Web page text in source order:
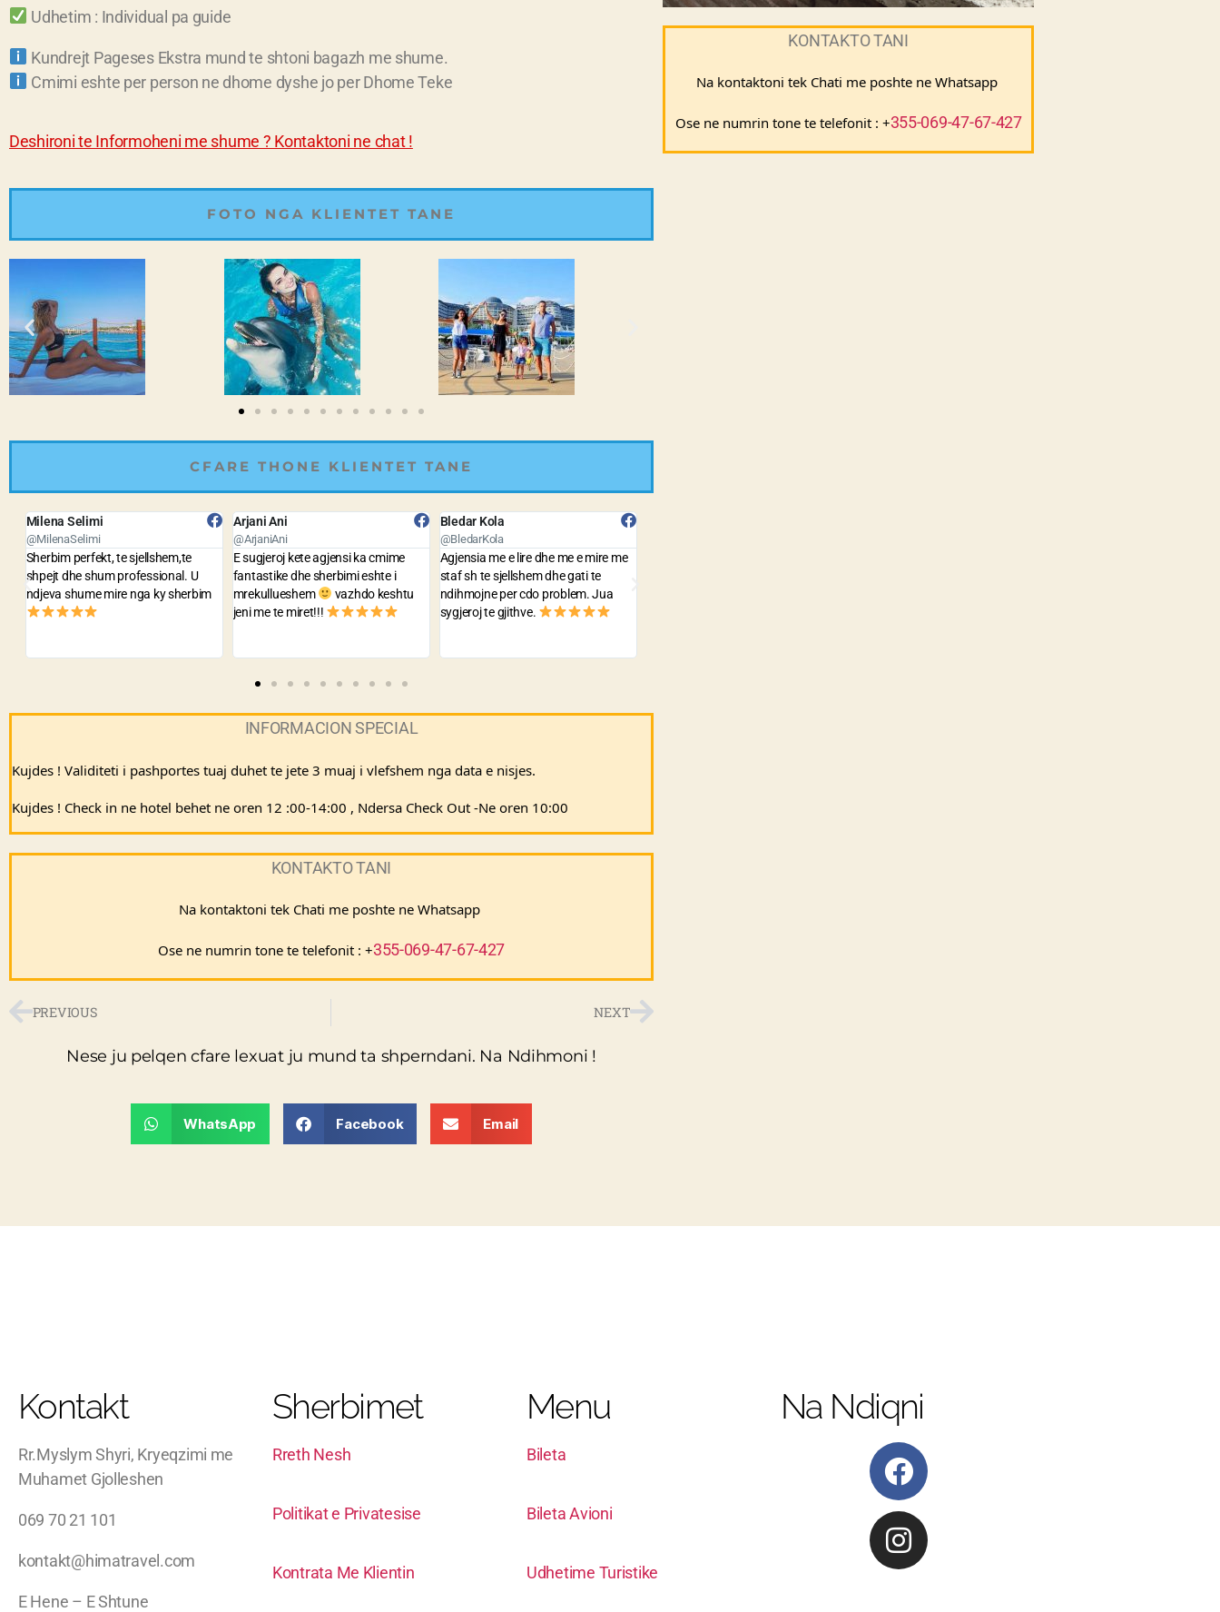
Udhetim : Individual pa guide
Kundrejt Pageses Ekstra mund te shtoni bagazh me shume.
Cmimi eshte per person ne dhome dyshe jo per Dhome Teke
Deshironi te Informoheni me shume ? Kontaktoni ne chat !
FOTO NGA KLIENTET TANE
CFARE THONE KLIENTET TANE
Arjani Ani
@ArjaniAni
E sugjeroj kete agjensi ka cmime
fantastike dhe sherbimi eshte i
mrekullueshem
vazhdo keshtu
jeni me te miret!!!
Bledar Kola
@BledarKola
Agjensia me e lire dhe me e mire me
staf sh te sjellshem dhe gati te
ndihmojne per cdo problem. Jua
sygjeroj te gjithve.
Gerald Lulja
@GeraldLulja
The prices are quite cheap and the
service is very fast and precise . yet
the best agency in Albania !
INFORMACION SPECIAL
Kujdes ! Validiteti i pashportes tuaj duhet te jete 3 muaj i vlefshem nga data e nisjes.
Kujdes ! Check in ne hotel behet ne oren 12 :00-14:00 , Ndersa Check Out -Ne oren 10:00
KONTAKTO TANI
Na kontaktoni tek Chati me poshte ne Whatsapp
Ose ne numrin tone te telefonit : +355-069-47-67-427
PREVIOUS NEXT
Nese ju pelqen cfare lexuat ju mund ta shperndani. Na Ndihmoni !
WhatsApp Facebook Email
KONTAKTO TANI
Na kontaktoni tek Chati me poshte ne Whatsapp
Ose ne numrin tone te telefonit : +355-069-47-67-427
Kontakt
Rr.Myslym Shyri, Kryeqzimi me
Muhamet Gjolleshen
069 70 21 101
kontakt@himatravel.com
E Hene – E Shtune
Sherbimet
Rreth Nesh
Politikat e Privatesise
Kontrata Me Klientin
Menu
Bileta
Bileta Avioni
Udhetime Turistike
Na Ndiqni